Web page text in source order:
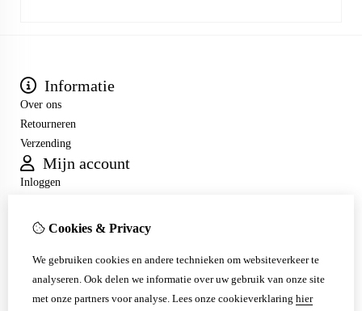
Informatie
Over ons
Retourneren
Verzending
Mijn account
Inloggen
Verlanglijst
Klantenservice
Contact
Sitemap
Cookies & Privacy
We gebruiken cookies en andere technieken om websiteverkeer te
analyseren. Ook delen we informatie over uw gebruik van onze site
met onze partners voor analyse. Lees onze cookieverklaring hier